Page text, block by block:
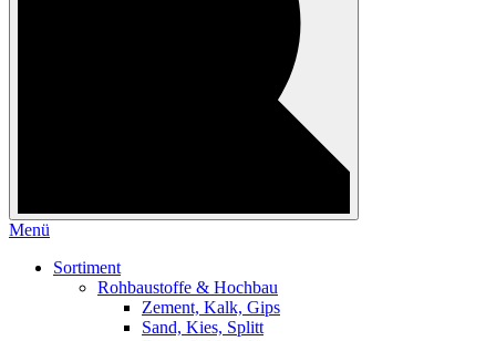
Menü
Sortiment
Rohbaustoffe & Hochbau
Zement, Kalk, Gips
Sand, Kies, Splitt